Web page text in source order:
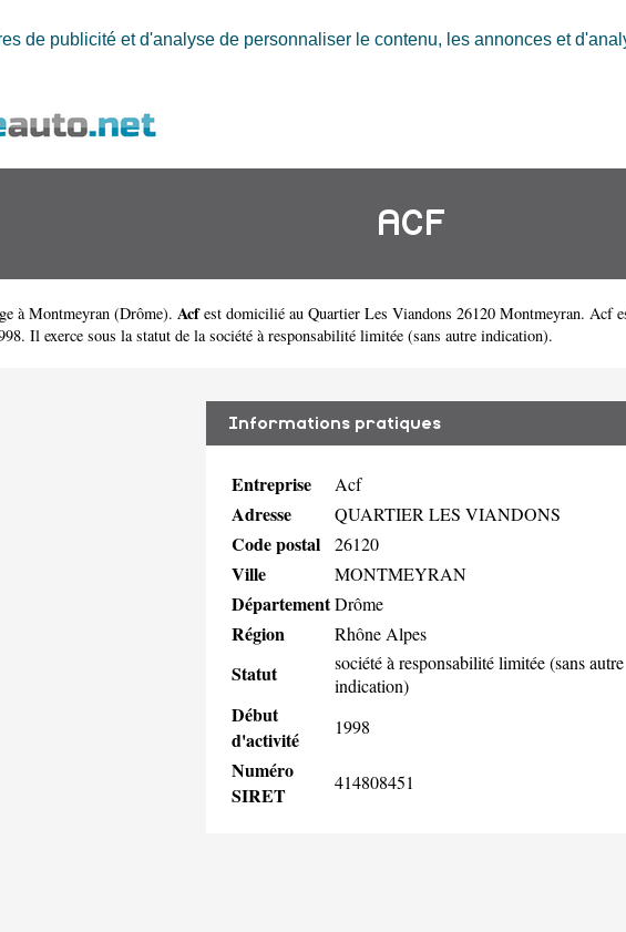
de publicité et d'analyse de personnaliser le contenu, les annonces et
ACF
à Montmeyran (Drôme). Acfest domicilié au Quartier Les Viandons 26120 Montmeyran. Acf
Il exerce sous la statut de la société à responsabilité limitée (sans autre indication).
Informations pratiques
Entreprise Acf
Adresse QUARTIER LES VIANDONS
Code postal 26120
Ville MONTMEYRAN
DépartementDrôme
Région Rhône Alpes
Statut
société à responsabilité limitée (sans autre
indication)
Début
d'activité
1998
Numéro
SIRET
414808451